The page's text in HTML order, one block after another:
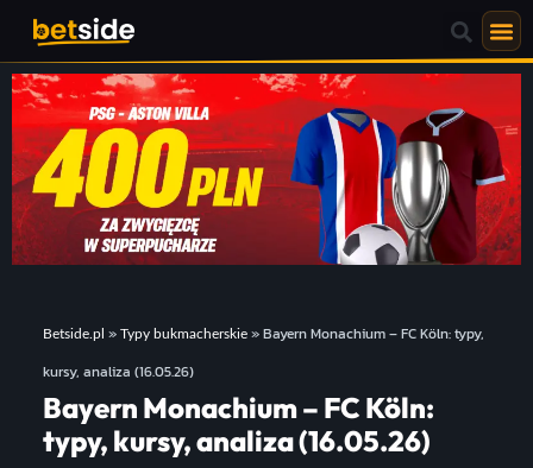
Betside.pl » Typy bukmacherskie»Bayern Monachium – FC Köln: typy,
kursy, analiza (16.05.26)
Bayern Monachium – FC Köln:
typy, kursy, analiza (16.05.26)